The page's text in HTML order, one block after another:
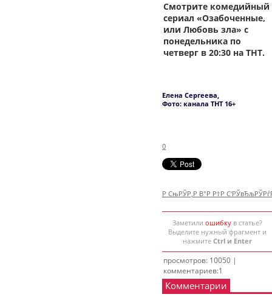
Смотрите комедийный
сериал «Озабоченные,
или Любовь зла» с
понедельника по
четверг в 20:30 на ТНТ.
Елена Сергеева,
Фото: канала ТНТ 16+
0
Р СњРЎР‚Р В°Р Р†Р
Заметили ошибкув статье?
Выделите нужный фрагмент и
нажмите Ctrl и Enter
просмотров: 10050 |
комментариев:1
Комментарии